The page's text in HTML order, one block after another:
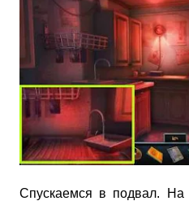
Спускаемся в подвал. На